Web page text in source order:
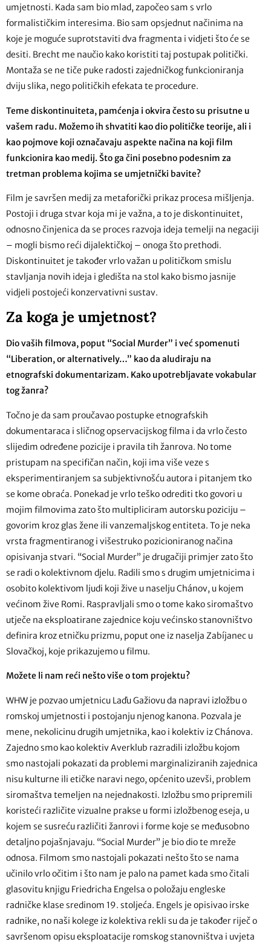
umjetnosti. Kada sam bio mlad, započeo sam s vrlo
formalističkim interesima. Bio sam opsjednut načinima na
koje je moguće suprotstaviti dva fragmenta i vidjeti što će se
desiti. Brecht me naučio kako koristiti taj postupak politički.
Montaža se ne tiče puke radosti zajedničkog funkcioniranja
dviju slika, nego političkih efekata te procedure.
Teme diskontinuiteta, pamćenja i okvira često su prisutne u
vašem radu. Možemo ih shvatiti kao dio političke teorije, ali i
kao pojmove koji označavaju aspekte načina na koji film
funkcionira kao medij. Što ga čini posebno podesnim za
tretman problema kojima se umjetnički bavite?
Film je savršen medij za metaforički prikaz procesa mišljenja.
Postoji i druga stvar koja mi je važna, a to je diskontinuitet,
odnosno činjenica da se proces razvoja ideja temelji na negaciji
– mogli bismo reći dijalektičkoj – onoga što prethodi.
Diskontinuitet je također vrlo važan u političkom smislu
stavljanja novih ideja i gledišta na stol kako bismo jasnije
vidjeli postojeći konzervativni sustav.
Za koga je umjetnost?
Dio vaših filmova, poput “Social Murder” i već spomenuti
“Liberation, or alternatively…” kao da aludiraju na
etnografski dokumentarizam. Kako upotrebljavate vokabular
tog žanra?
Točno je da sam proučavao postupke etnografskih
dokumentaraca i sličnog opservacijskog filma i da vrlo često
slijedim određene pozicije i pravila tih žanrova. No tome
pristupam na specifičan način, koji ima više veze s
eksperimentiranjem sa subjektivnošću autora i pitanjem tko
se kome obraća. Ponekad je vrlo teško odrediti tko govori u
mojim filmovima zato što multipliciram autorsku poziciju –
govorim kroz glas žene ili vanzemaljskog entiteta. To je neka
vrsta fragmentiranog i višestruko pozicioniranog načina
opisivanja stvari. “Social Murder” je drugačiji primjer zato što
se radi o kolektivnom djelu. Radili smo s drugim umjetnicima i
osobito kolektivom ljudi koji žive u naselju Chánov, u kojem
većinom žive Romi. Raspravljali smo o tome kako siromaštvo
utječe na eksploatirane zajednice koju većinsko stanovništvo
definira kroz etničku prizmu, poput one iz naselja Zabíjanec u
Slovačkoj, koje prikazujemo u filmu.
Možete li nam reći nešto više o tom projektu?
WHW je pozvao umjetnicu Laďu Gažiovu da napravi izložbu o
romskoj umjetnosti i postojanju njenog kanona. Pozvala je
mene, nekolicinu drugih umjetnika, kao i kolektiv iz Chánova.
Zajedno smo kao kolektiv Averklub razradili izložbu kojom
smo nastojali pokazati da problemi marginaliziranih zajednica
nisu kulturne ili etičke naravi nego, općenito uzevši, problem
siromaštva temeljen na nejednakosti. Izložbu smo pripremili
koristeći različite vizualne prakse u formi izložbenog eseja, u
kojem se susreću različiti žanrovi i forme koje se međusobno
detaljno pojašnjavaju. “Social Murder” je bio dio te mreže
odnosa. Filmom smo nastojali pokazati nešto što se nama
učinilo vrlo očitim i što nam je palo na pamet kada smo čitali
glasovitu knjigu Friedricha Engelsa o položaju engleske
radničke klase sredinom 19. stoljeća. Engels je opisivao irske
radnike, no naši kolege iz kolektiva rekli su da je također riječ o
savršenom opisu eksploatacije romskog stanovništva i uvjeta